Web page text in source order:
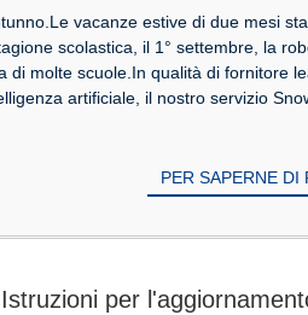
vacanze estive di due mesi
scolastica, il 1° settembre, la
di molte scuole.In qualità di fornitore
artificiale, il nostro servizio
PER SAPERNE DI
per